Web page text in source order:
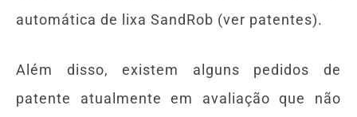
automática de lixa SandRob (ver patentes).
Além disso, existem alguns pedidos de
patente atualmente em avaliação que não